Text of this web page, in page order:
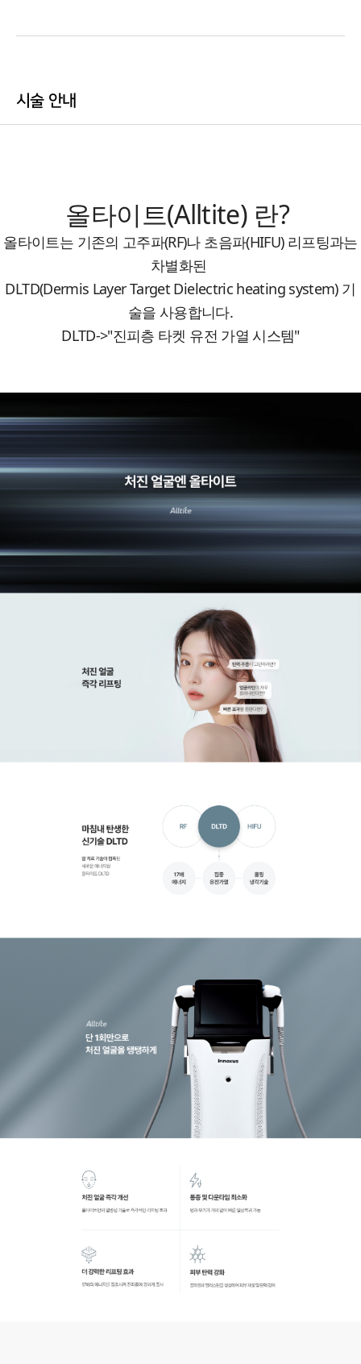
시술 안내
올타이트(Alltite) 란?
올타이트는 기존의 고주파(RF)나 초음파(HIFU) 리프팅과는
차별화된
DLTD(Dermis Layer Target Dielectric heating system) 기
술을 사용합니다.
DLTD->"진피층 타켓 유전 가열 시스템"